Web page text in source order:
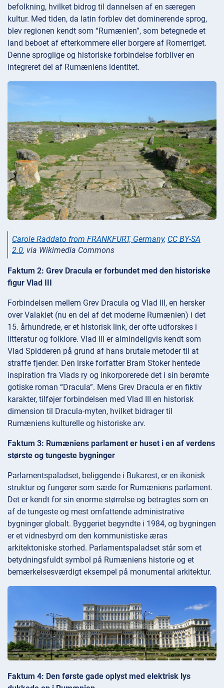
befolkning, hvilket bidrog til dannelsen af en særegen
kultur. Med tiden, da latin forblev det dominerende sprog,
blev regionen kendt som “Rumænien”, som betegnede et
land beboet af efterkommere eller borgere af Romerriget.
Denne sproglige og historiske forbindelse forbliver en
integreret del af Rumæniens identitet.
Carole Raddato from FRANKFURT, Germany, CC BY-SA
2.0, via Wikimedia Commons
Faktum 2: Grev Dracula er forbundet med den historiske
figur Vlad III
Forbindelsen mellem Grev Dracula og Vlad III, en hersker
over Valakiet (nu en del af det moderne Rumænien) i det
15. århundrede, er et historisk link, der ofte udforskes i
litteratur og folklore. Vlad III er almindeligvis kendt som
Vlad Spidderen på grund af hans brutale metoder til at
straffe fjender. Den irske forfatter Bram Stoker hentede
inspiration fra Vlads ry og inkorporerede det i sin berømte
gotiske roman “Dracula”. Mens Grev Dracula er en fiktiv
karakter, tilføjer forbindelsen med Vlad III en historisk
dimension til Dracula-myten, hvilket bidrager til
Rumæniens kulturelle og historiske arv.
Faktum 3: Rumæniens parlament er huset i en af verdens
største og tungeste bygninger
Parlamentspaladset, beliggende i Bukarest, er en ikonisk
struktur og fungerer som sæde for Rumæniens parlament.
Det er kendt for sin enorme størrelse og betragtes som en
af de tungeste og mest omfattende administrative
bygninger globalt. Byggeriet begyndte i 1984, og bygningen
er et vidnesbyrd om den kommunistiske æras
arkitektoniske storhed. Parlamentspaladset står som et
betydningsfuldt symbol på Rumæniens historie og et
bemærkelsesværdigt eksempel på monumental arkitektur.
Faktum 4: Den første gade oplyst med elektrisk lys